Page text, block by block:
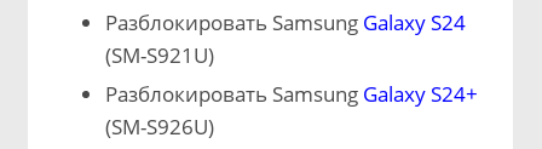
Разблокировать Samsung Galaxy S24
(SM-S921U)
Разблокировать Samsung Galaxy S24+
(SM-S926U)